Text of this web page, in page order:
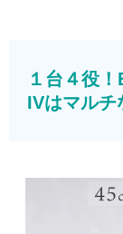
１台４役
IVはマルチ